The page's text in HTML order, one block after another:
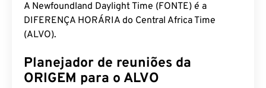
A Newfoundland Daylight Time (FONTE) é a
DIFERENÇA HORÁRIA do Central Africa Time
(ALVO).
Planejador de reuniões da
ORIGEM para o ALVO